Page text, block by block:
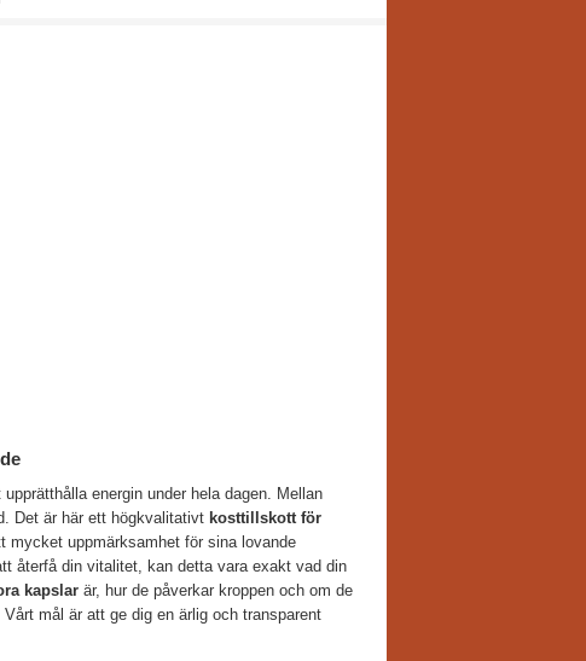
energin under hela dagen. Mellan
Det är här ett högkvalitativt kosttillskott för
mycket uppmärksamhet för sina lovande
återfå din vitalitet, kan detta vara exakt vad din
kapslarär, hur de påverkar kroppen och om de
Vårt mål är att ge dig en ärlig och transparent